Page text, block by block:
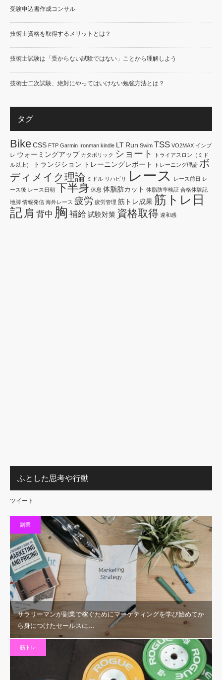
受験申込書作成コンサル
技術士資格を取得するメリットとは？
技術士試験は「受からない試験ではない」ことから理解しよう
技術士二次試験、絶対にやってはいけない勉強方法とは？
タグ
BikeCSS FTP Garmin Ironman kindle LT Run Swim TSS VO2MAX インプ
レ ウォーミングアップ カタボリック ショート
トライアスロン（ミド
ル以上）
トランジション トレーニングレポート トレーニング理論 ボ
ディメイク理論 ミドル リハビリ レース レース前日 レ
ース後 レース日朝 下半身 休息 体脂肪カット 体脂肪率検証 合格体験記
地脚 情報発信 海外レース 疲労 疲労管理 筋トレ成果 筋トレ日
記 肩 背中 胸 補給 試験対策 資格取得 違和感
ふとした思考や行動
ツイート
副業
サラリーマンが副業で稼ぐためにマーケティングを学び始めてか
ら身につけたセールスに…
筋トレ